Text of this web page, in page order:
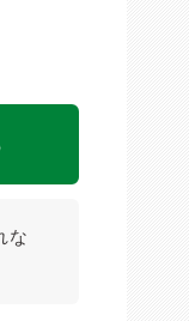
な